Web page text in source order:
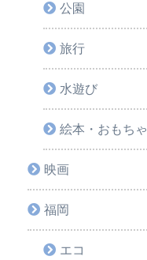
公園
旅行
水遊び
絵本・おもちゃ
映画
福岡
エコ